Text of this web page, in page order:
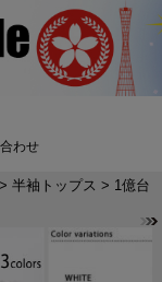
わせ
> 半袖トップス > 1億台